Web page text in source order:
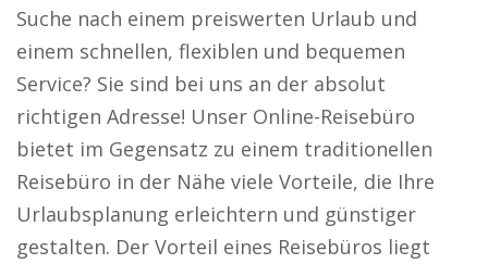
Suche nach einem preiswerten Urlaub und
einem schnellen, flexiblen und bequemen
Service? Sie sind bei uns an der absolut
richtigen Adresse! Unser Online-Reisebüro
bietet im Gegensatz zu einem traditionellen
Reisebüro in der Nähe viele Vorteile, die Ihre
Urlaubsplanung erleichtern und günstiger
gestalten. Der Vorteil eines Reisebüros liegt